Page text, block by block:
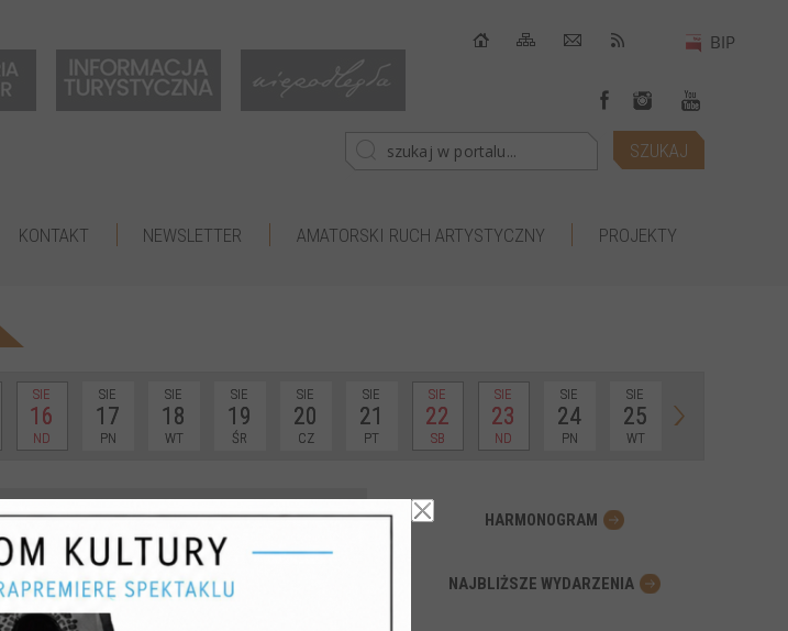
KONTAKT NEWSLETTER AMATORSKI RUCH ARTYSTYCZNY PROJEKTY
SIE
16
ND
SIE
17
PN
SIE
18
WT
SIE
19
ŚR
SIE
20
CZ
SIE
21
PT
SIE
22
SB
SIE
23
ND
SIE
24
PN
SIE
25
WT
HARMONOGRAM
NAJBLIŻSZE WYDARZENIA